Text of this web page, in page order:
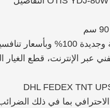
تنافسية
عبر الإنترنت، قطع الغيار
بما في ذلك